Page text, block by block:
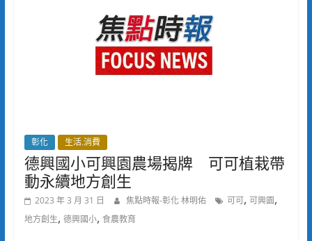
彰化 生活.消費
德興國小可興園農場揭牌 可可植栽帶
動永續地方創生
2023 年 3 月 31 日 焦點時報-彰化 林明佑 可可, 可興園,
地方創生, 德興國小, 食農教育